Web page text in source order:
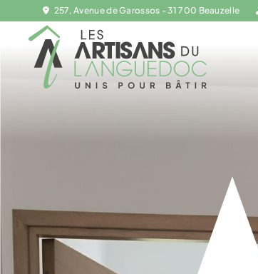
257, Avenue de Garossos - 31 700 Beauzelle